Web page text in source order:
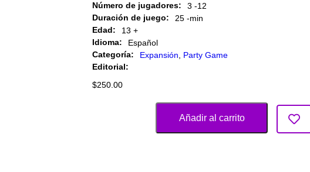
Número de jugadores:
3 -12
Duración de juego:
25 -min
Edad:
13 +
Idioma:
Español
Categoría:
Expansión
Party Game
Editorial:
$250.00
Añadir al carrito